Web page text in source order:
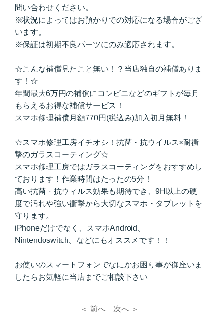
問い合わせください。
※状況によってはお預かりでの対応になる場合がござ
います。
※保証は初期不良パーツにのみ適応されます。
☆こんな補償見たこと無い！？当店独自の補償ありま
す！☆
年間最大6万円の補償にコンビニなどのギフトが毎月
もらえるお得な補償サービス！
スマホ修理補償月額770円(税込み)加入初月無料！
☆スマホ修理工房イチオシ！抗菌・抗ウイルス×耐衝
撃のガラスコーティング☆
スマホ修理工房ではガラスコーティングをおすすめし
ております！作業時間はたったの5分！
高い抗菌・抗ウィルス効果も期待でき、9H以上の硬
度で汚れや強い衝撃から大切なスマホ・タブレットを
守ります。
iPhoneだけでなく、スマホAndroid、
Nintendoswitch、などにもオススメです！！
お使いのスマートフォンでなにかお困り事が御座いま
したらお気軽に当店までご相談下さい
＜ 前へ 次へ ＞